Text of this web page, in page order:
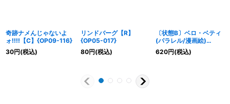
奇跡ナメんじゃないよ
ォ!!!!【C】{OP09-116}
30円(税込)
リンドバーグ【R】
{OP05-017}
80円(税込)
〔状態B〕ベロ・ベティ
(パラレル/漫画絵)
【L/P】{OP05-002}
620円(税込)